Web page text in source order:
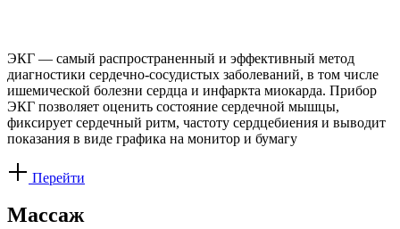
ЭКГ — cамый распространенный и эффективный метод
диагностики сердечно-сосудистых заболеваний, в том числе
ишемической болезни сердца и инфаркта миокарда. Прибор
ЭКГ позволяет оценить состояние сердечной мышцы,
фиксирует сердечный ритм, частоту сердцебиения и выводит
показания в виде графика на монитор и бумагу
Перейти
Массаж